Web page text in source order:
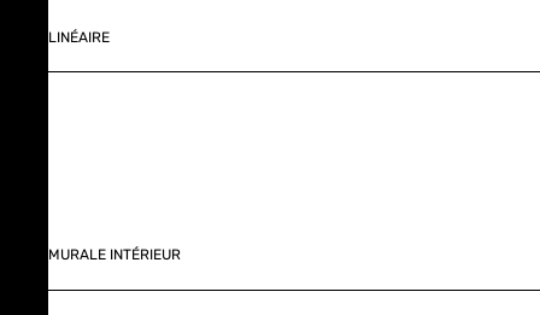
LINÉAIRE
MURALE INTÉRIEUR